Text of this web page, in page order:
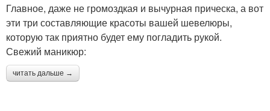
Главное, даже не громоздкая и вычурная прическа, а вот
эти три составляющие красоты вашей шевелюры,
которую так приятно будет ему погладить рукой.
Свежий маникюр:
читать дальше →